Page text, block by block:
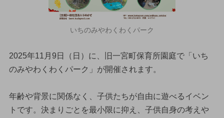
いちのみやわくわくパーク
2025年11月9日（日）に、旧一宮町保育所園庭で「いち
のみやわくわくパーク」が開催されます。
年齢や背景に関係なく、子供たちが自由に遊べるイベン
トです。決まりごとを最小限に抑え、子供自身の考えや